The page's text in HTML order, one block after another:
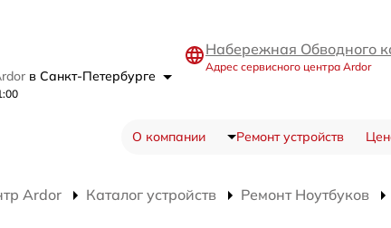
в Санкт-Петербурге
Набережная Обводного
Адрес сервисного центра Ardor
О компании Ремонт устройств
Ardor Каталог устройств Ремонт Ноутбуков